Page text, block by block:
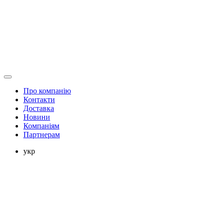
Про компанію
Контакти
Доставка
Новини
Компаніям
Партнерам
укр